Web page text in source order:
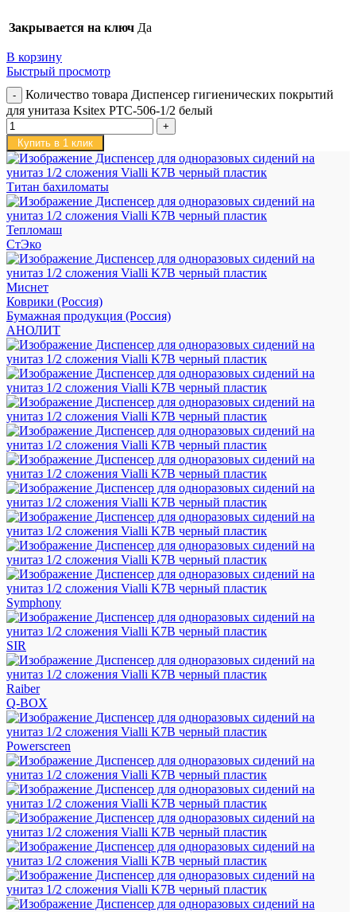
Закрывается на ключ Да
В корзину
Быстрый просмотр
Количество товара Диспенсер гигиенических покрытий
для унитаза Ksitex PTC-506-1/2 белый
Купить в 1 клик
Титан бахиломаты
Тепломаш
СтЭко
Миснет
Коврики (Россия)
Бумажная продукция (Россия)
АНОЛИТ
Symphony
SIR
Raiber
Q-BOX
Powerscreen